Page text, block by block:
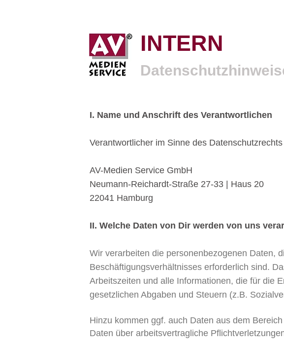
INTERN
I. Name und Anschrift des Verantwortlichen
Verantwortlicher im Sinne des
AV-Medien Service GmbH
Neumann-Reichardt-Straße 27-33 | Haus 20
22041 Hamburg
II. Welche Daten von Dir werden von uns
Wir verarbeiten die personenbezogenen Daten,
Beschäftigungsverhältnisses erforderlich sind.
Arbeitszeiten und alle Informationen, die für die
gesetzlichen Abgaben und Steuern (z.B.
Hinzu kommen ggf. auch Daten aus dem
Daten über arbeitsvertragliche